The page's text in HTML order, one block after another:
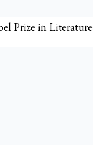
Prize in Literature